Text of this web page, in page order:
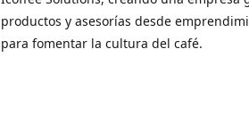
productos y asesorías desde
para fomentar la cultura del café.